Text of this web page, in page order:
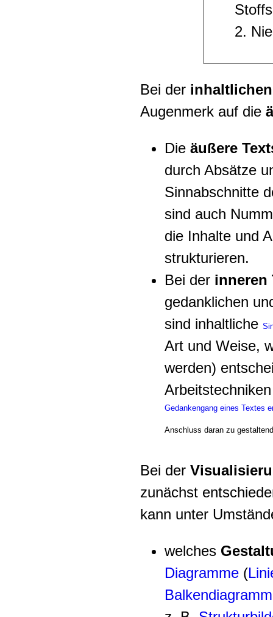
2.
Bei der
Augenmerk auf die
Die äußere
durch Absätze
Sinnabschnitte
sind auch
die Inhalte und
strukturieren.
Bei der inneren
gedanklichen
sind inhaltliche
Art und Weise,
werden)
Gedankengang eines Textes
Anschluss daran zu
Bei der
zunächst
kann unter
welches
Diagramme (
Balkendiagramm